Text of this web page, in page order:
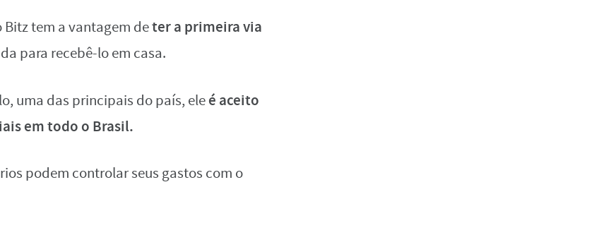
tem a vantagem deter a primeira via
para recebê-lo em casa.
uma das principais do país, eleé aceito
em todo o Brasil.
podem controlar seus gastos com o